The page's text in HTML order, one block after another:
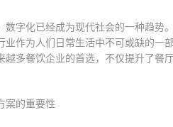
数字化已经成为现代社会的一种趋
业作为人们日常生活中不可或缺的一
越多餐饮企业的首选，不仅提升了餐
案的重要性